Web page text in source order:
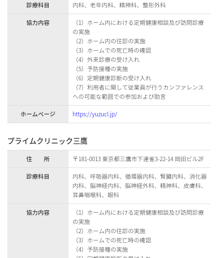
診療科目
内科、老年内科、精神科、整形外科
協力内容
（1）ホーム内における定期健康相談及び訪問診療
の実施
（2）ホーム内の往診の実施
（3）ホームでの死亡時の確認
（4）外来診療の受け入れ
（5）予防接種の実施
（6）定期健康診断の受け入れ
（7）利用者に関して従業員が行うカンファレンス
への可能な範囲での参加および助言
ホームページ
https://yuzucl.jp/
プライムクリニック三鷹
住 所
〒181-0013 東京都三鷹市下連雀3-22-14 岡田ビル2F
診療科目
内科、呼吸器内科、循環器内科、腎臓内科、消化器
内科、脳神経内科、脳神経外科、精神科、皮膚科、
耳鼻咽喉科、眼科
協力内容
（1）ホーム内における定期健康相談及び訪問診療
の実施
（2）ホーム内の往診の実施
（3）ホームでの死亡時の確認
（4）予防接種の実施